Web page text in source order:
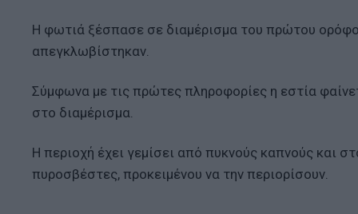
Η φωτιά ξέσπασε σε διαμέρισμα του πρώτου
απεγκλωβίστηκαν.
Σύμφωνα με τις πρώτες πληροφορίες η εστία
στο διαμέρισμα.
Η περιοχή έχει γεμίσει από πυκνούς καπνούς και
πυροσβέστες, προκειμένου να την περιορίσουν.